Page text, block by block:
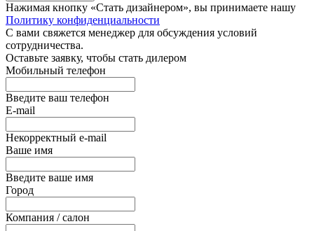
Нажимая кнопку «Стать дизайнером», вы принимаете нашу
Политику конфиденциальности
С вами свяжется менеджер для обсуждения условий
сотрудничества.
Оставьте заявку, чтобы стать дилером
Мобильный телефон
Введите ваш телефон
E-mail
Некорректный e-mail
Ваше имя
Введите ваше имя
Город
Компания / салон